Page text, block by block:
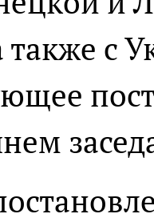
также с